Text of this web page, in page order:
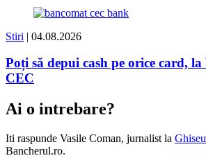
Stiri | 04.08.2026
Poți să depui cash pe orice card, la
CEC
Ai o intrebare?
Iti raspunde Vasile Coman, jurnalist la
Bancherul.ro.